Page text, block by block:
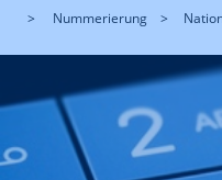
Nummerierung